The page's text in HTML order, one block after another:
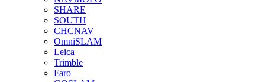
SHARE
SOUTH
CHCNAV
OmniSLAM
Leica
Trimble
Faro